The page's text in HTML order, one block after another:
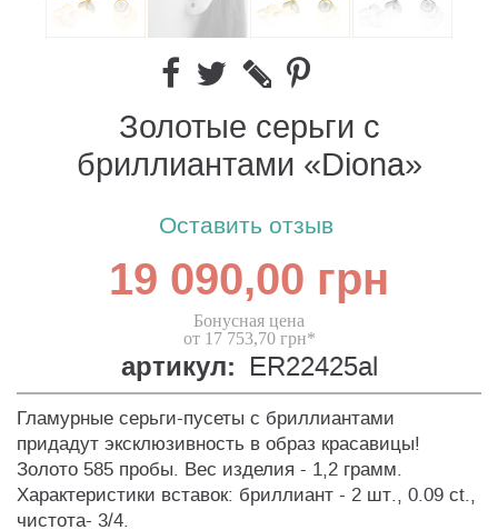
Золотые серьги с
бриллиантами «Diona»
Оставить отзыв
19 090,00 грн
Бонусная цена
от 17 753,70 грн*
артикул: ER22425al
Гламурные серьги-пусеты с бриллиантами
придадут эксклюзивность в образ красавицы!
Золото 585 пробы. Вес изделия - 1,2 грамм.
Характеристики вставок: бриллиант - 2 шт., 0.09 сt.,
чистота- 3/4.